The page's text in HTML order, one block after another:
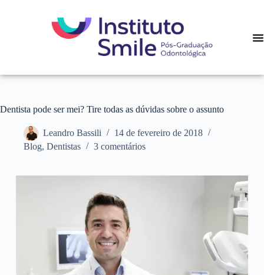
Dentista pode ser mei? Tire todas as dúvidas sobre o assunto
Leandro Bassili
14 de fevereiro de 2018
Blog, Dentistas 3 comentários